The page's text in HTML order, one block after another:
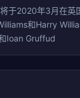
于2020年3月在英
和Harry
Ioan Gruffud